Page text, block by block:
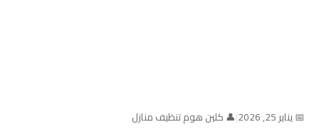
📅 يناير 25, 2026 |👤 كلين هوم تنظيف منازل